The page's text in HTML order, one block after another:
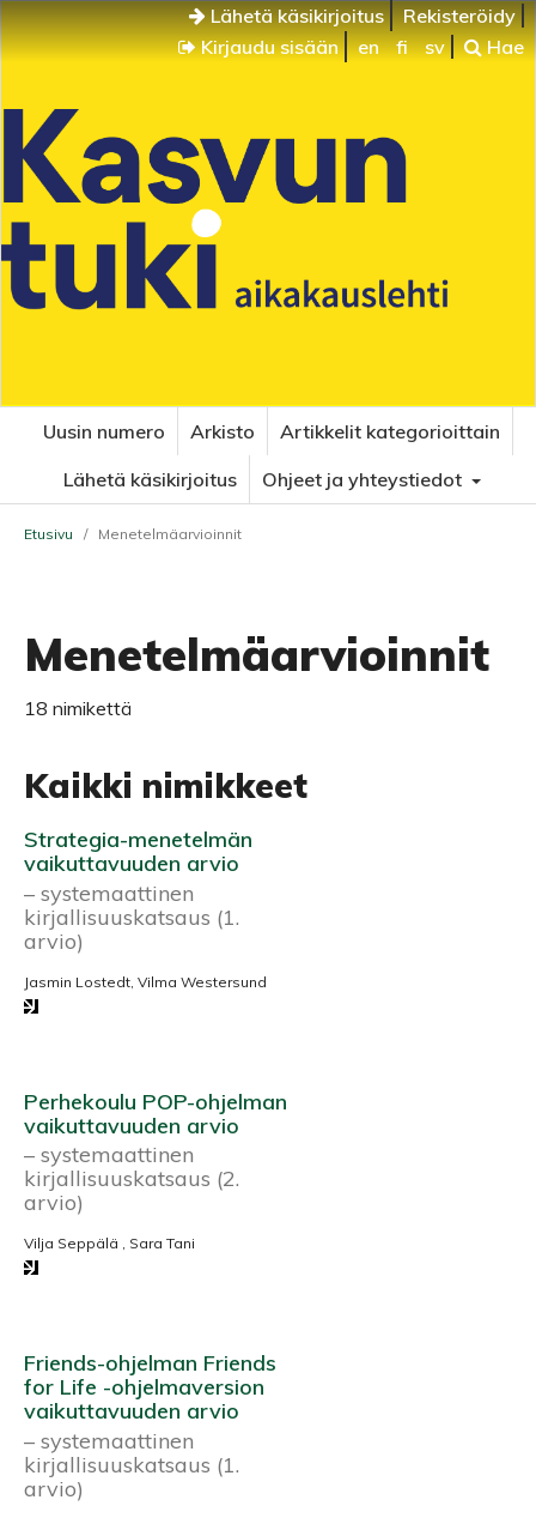
Lähetä käsikirjoitus
Rekisteröidy
Kirjaudu sisään
en fi sv Hae
Uusin numero Arkisto
Artikkelit kategorioittain
Lähetä käsikirjoitus
Ohjeet ja yhteystiedot
Etusivu / Menetelmäarvioinnit
Menetelmäarvioinnit
18 nimikettä
Kaikki nimikkeet
Strategia-menetelmän
vaikuttavuuden arvio
– systemaattinen
kirjallisuuskatsaus (1.
arvio)
Jasmin Lostedt, Vilma Westersund
Perhekoulu POP-ohjelman
vaikuttavuuden arvio
– systemaattinen
kirjallisuuskatsaus (2.
arvio)
Vilja Seppälä , Sara Tani
Friends-ohjelman Friends
for Life -ohjelmaversion
vaikuttavuuden arvio
– systemaattinen
kirjallisuuskatsaus (1.
arvio)